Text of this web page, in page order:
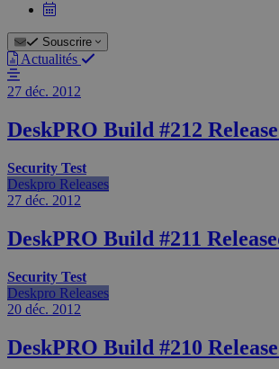
Souscrire
Actualités
27 déc. 2012
DeskPRO Build #212
Security Test
Deskpro Releases
27 déc. 2012
DeskPRO Build #211
Security Test
Deskpro Releases
20 déc. 2012
DeskPRO Build #210